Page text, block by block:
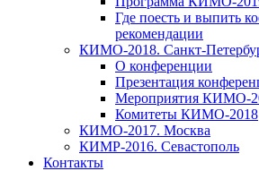
Где поесть и выпить
рекомендации
КИМО-2018. Санкт-
О конференции
Презентация
Мероприятия КИМО-
Комитеты КИМО-2018
КИМО-2017. Москва
КИМР-2016. Севастополь
Контакты